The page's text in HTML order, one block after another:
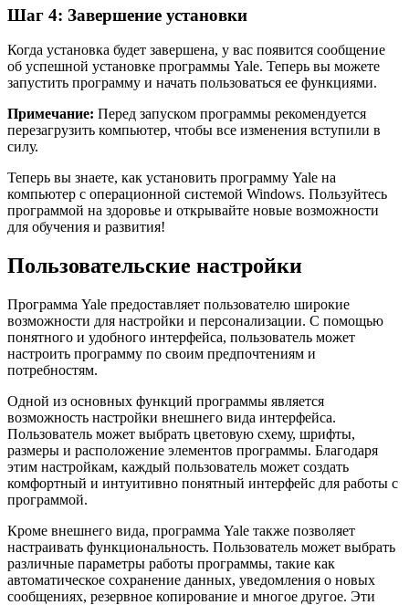
Шаг 4: Завершение установки
Когда установка будет завершена, у вас появится сообщение
об успешной установке программы Yale. Теперь вы можете
запустить программу и начать пользоваться ее функциями.
Примечание: Перед запуском программы рекомендуется
перезагрузить компьютер, чтобы все изменения вступили в
силу.
Теперь вы знаете, как установить программу Yale на
компьютер с операционной системой Windows. Пользуйтесь
программой на здоровье и открывайте новые возможности
для обучения и развития!
Пользовательские настройки
Программа Yale предоставляет пользователю широкие
возможности для настройки и персонализации. С помощью
понятного и удобного интерфейса, пользователь может
настроить программу по своим предпочтениям и
потребностям.
Одной из основных функций программы является
возможность настройки внешнего вида интерфейса.
Пользователь может выбрать цветовую схему, шрифты,
размеры и расположение элементов программы. Благодаря
этим настройкам, каждый пользователь может создать
комфортный и интуитивно понятный интерфейс для работы с
программой.
Кроме внешнего вида, программа Yale также позволяет
настраивать функциональность. Пользователь может выбрать
различные параметры работы программы, такие как
автоматическое сохранение данных, уведомления о новых
сообщениях, резервное копирование и многое другое. Эти